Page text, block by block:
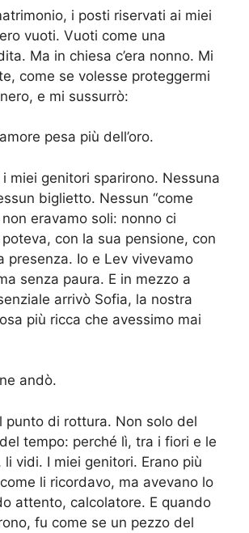
i posti riservati ai miei
vuoti. Vuoti come una
Ma in chiesa c’era nonno. Mi
come se volesse proteggermi
e mi sussurrò:
pesa più dell’oro.
miei genitori sparirono. Nessuna
biglietto. Nessun “come
non eravamo soli: nonno ci
con la sua pensione, con
presenza. Io e Lev vivevamo
senza paura. E in mezzo a
arrivò Sofia, la nostra
più ricca che avessimo mai
andò.
punto di rottura. Non solo del
tempo: perché lì, tra i fiori e le
li vidi. I miei genitori. Erano più
li ricordavo, ma avevano lo
attento, calcolatore. E quando
fu come se un pezzo del